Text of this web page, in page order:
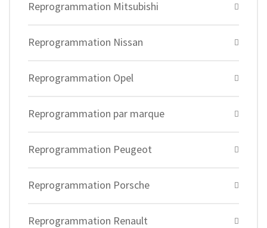
Reprogrammation Mitsubishi
Reprogrammation Nissan
Reprogrammation Opel
Reprogrammation par marque
Reprogrammation Peugeot
Reprogrammation Porsche
Reprogrammation Renault